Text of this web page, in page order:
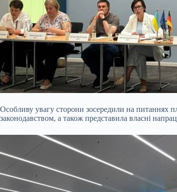
Особливу увагу сторони зосередили на питаннях
законодавством, а також представила власні